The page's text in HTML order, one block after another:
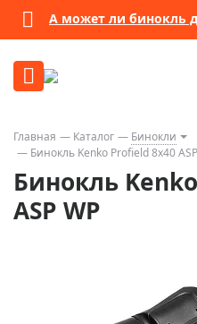
А может ли бинокль
Главная Каталог
Бинокли
Бинокль Kenko Profield 8x40
Бинокль
ASP WP